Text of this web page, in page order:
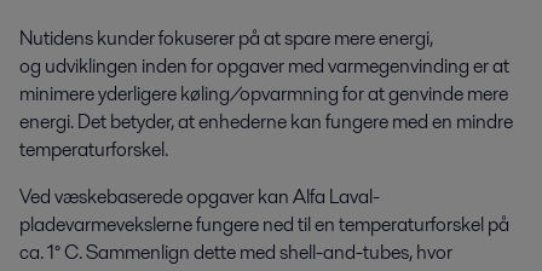
Nutidens kunder fokuserer på at spare mere energi,
og udviklingen inden for opgaver med varmegenvinding er at
minimere yderligere køling/opvarmning for at genvinde mere
energi. Det betyder, at enhederne kan fungere med en mindre
temperaturforskel.
Ved væskebaserede opgaver kan Alfa Laval-
pladevarmevekslerne fungere ned til en temperaturforskel på
ca. 1° C. Sammenlign dette med shell-and-tubes, hvor